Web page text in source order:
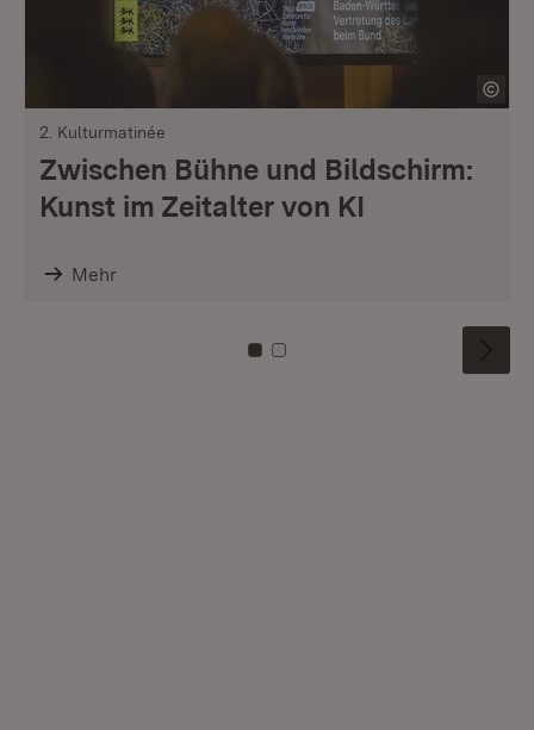
2. Kulturmatinée
Zwischen Bühne und Bildschirm:
Kunst im Zeitalter von KI
Mehr
Zu Kachel: 0
Zu Kachel: 1